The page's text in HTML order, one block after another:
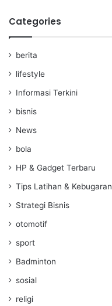
Categories
berita
lifestyle
Informasi Terkini
bisnis
News
bola
HP & Gadget Terbaru
Tips Latihan & Kebugaran
Strategi Bisnis
otomotif
sport
Badminton
sosial
religi